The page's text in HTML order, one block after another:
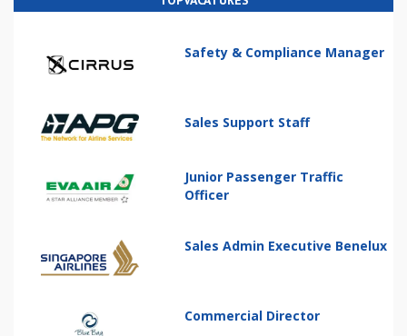
Safety & Compliance Manager
Sales Support Staff
Junior Passenger Traffic
Officer
Sales Admin Executive Benelux
Commercial Director